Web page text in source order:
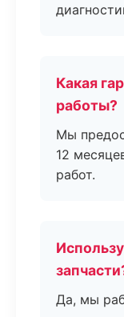
Какая
работы?
Мы
12
работ.
Да, мы